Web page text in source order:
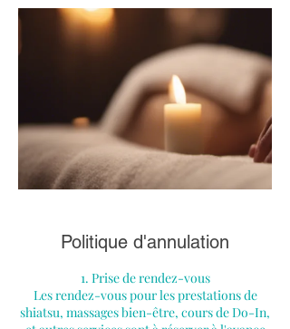
Politique d'annulation
1. Prise de rendez-vous
Les rendez-vous pour les prestations de
shiatsu, massages bien-être, cours de Do-In,